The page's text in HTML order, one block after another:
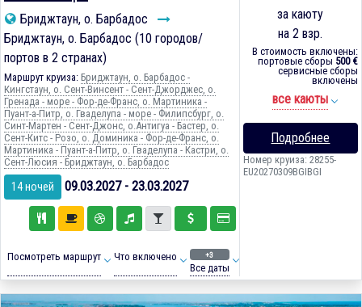
Бриджтаун, о. Барбадос
Бриджтаун, о. Барбадос (10 городов/
портов в 2 странах)
Маршрут круиза: Бриджтаун, о. Барбадос -
Кингстаун, о. Сент-Винсент - Сент-Джорджес, о.
Гренада - море - Фор-де-Франс, о. Мартиника -
Пуант-а-Питр, о. Гваделупа - море - Филипсбург, о.
Синт-Мартен - Сент-Джонс, о.Антигуа - Бастер, о.
Сент-Китс - Розо, о. Доминика - Фор-де-Франс, о.
Мартиника - Пуант-а-Питр, о. Гваделупа - Кастри, о.
Сент-Люсия - Бриджтаун, о. Барбадос
14 ночей 09.03.2027 - 23.03.2027
Посмотреть маршрут Что включено +3
Все даты
за каюту
на 2 взр.
В стоимость включены:
портовые сборы 500 €
сервисные сборы
включены
все каюты
Подробнее
Номер круиза: 28255-
EU20270309BGIBGI